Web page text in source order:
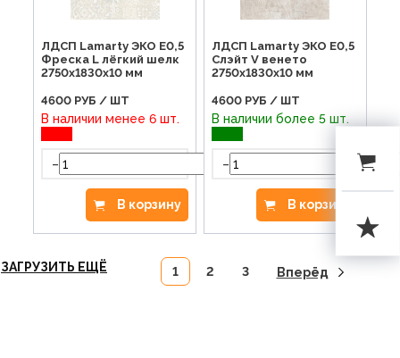
ЛДСП Lamarty ЭКО E0,5
Фреска L лёгкий шелк
2750х1830х10 мм
4600 РУБ / ШТ
В наличии менее 6 шт.
-
В корзину
ЛДСП Lamarty ЭКО E0,5
Слэйт V венето
2750х1830х10 мм
4600 РУБ / ШТ
В наличии более 5 шт.
-
В корзину
ЗАГРУЗИТЬ ЕЩЁ 1 2 3 Вперёд